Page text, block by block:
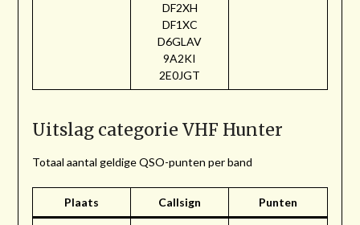
DF2XH
DF1XC
D6GLAV
9A2KI
2E0JGT
Uitslag categorie VHF Hunter
Totaal aantal geldige QSO-punten per band
Plaats Callsign Punten